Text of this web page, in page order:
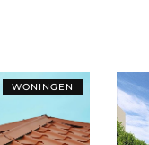
WONINGEN